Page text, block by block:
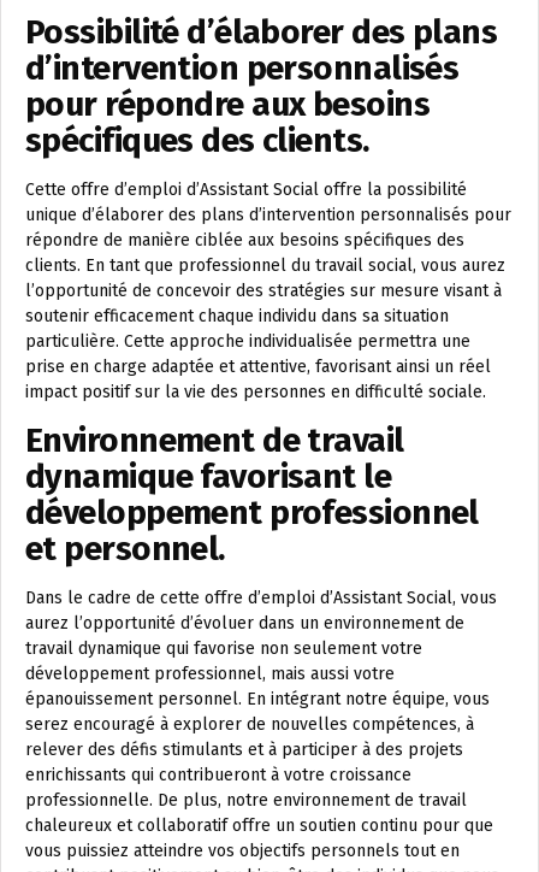
Possibilité d’élaborer des plans
d’intervention personnalisés
pour répondre aux besoins
spécifiques des clients.
Cette offre d’emploi d’Assistant Social offre la possibilité
unique d’élaborer des plans d’intervention personnalisés pour
répondre de manière ciblée aux besoins spécifiques des
clients. En tant que professionnel du travail social, vous aurez
l’opportunité de concevoir des stratégies sur mesure visant à
soutenir efficacement chaque individu dans sa situation
particulière. Cette approche individualisée permettra une
prise en charge adaptée et attentive, favorisant ainsi un réel
impact positif sur la vie des personnes en difficulté sociale.
Environnement de travail
dynamique favorisant le
développement professionnel
et personnel.
Dans le cadre de cette offre d’emploi d’Assistant Social, vous
aurez l’opportunité d’évoluer dans un environnement de
travail dynamique qui favorise non seulement votre
développement professionnel, mais aussi votre
épanouissement personnel. En intégrant notre équipe, vous
serez encouragé à explorer de nouvelles compétences, à
relever des défis stimulants et à participer à des projets
enrichissants qui contribueront à votre croissance
professionnelle. De plus, notre environnement de travail
chaleureux et collaboratif offre un soutien continu pour que
vous puissiez atteindre vos objectifs personnels tout en